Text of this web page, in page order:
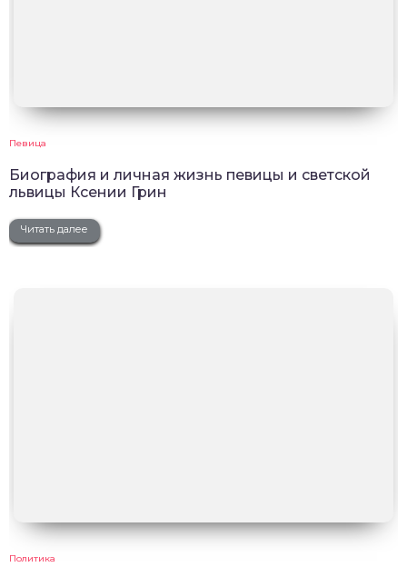
Певица
Биография и личная жизнь певицы и светской
львицы Ксении Грин
Читать далее
Политика